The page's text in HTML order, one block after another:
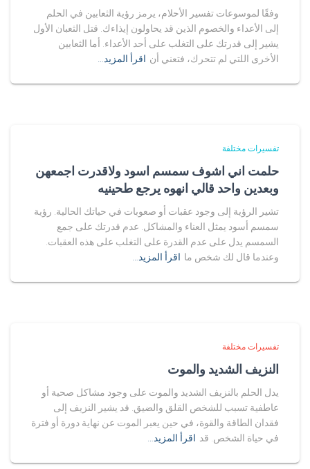
وفقًا لموسوعات تفسير الأحلام، يرمز رؤية الثعابين في الحلم
إلى الأعداء والخصوم الذين قد يحاولون إيذاءك. قتل الثعبان الأول
يشير إلى قدرتك على التغلب على أحد الأعداء. أما الثعابين
الأخرى اللتي لم تتحرك، فتعني أن اقرأ المزيد…
تفسيرات مختلفة
حلمت اني اشوف سمسم اسود ولاقدرت اجمعهن
وبعدين واحد قالي انهوه يرجع طحينيه
تشير الرؤية إلى وجود عقبات أو صعوبات في حياتك الحالية. رؤية
سمسم أسود يمثل العناء والمشاكل. عدم قدرتك على جمع
السمسم يدل على عدم القدرة على التغلب على هذه العقبات.
وعندما قال لك شخص ما اقرأ المزيد…
تفسيرات مختلفة
النزيف الشديد والموت
يدل الحلم بالنزيف الشديد والموت على وجود مشاكل صحية أو
عاطفية تسبب للشخص القلق والضيق. قد يشير النزيف إلى
فقدان الطاقة والقوة، في حين يعبر الموت عن نهاية دورة أو فترة
في حياة الشخص. قد اقرأ المزيد…